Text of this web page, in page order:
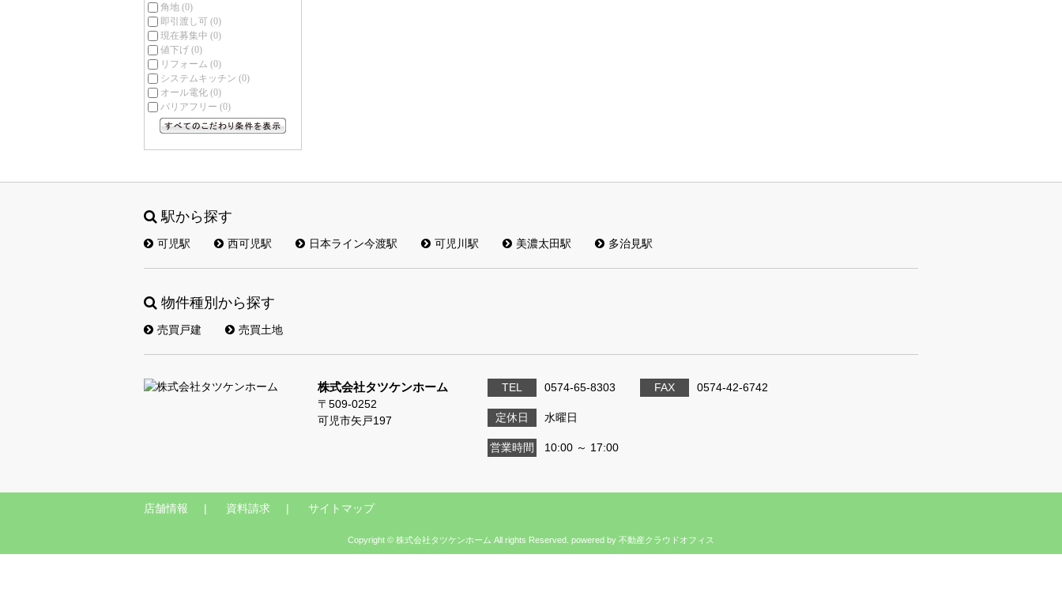
角地 (0)
即引渡し可 (0)
現在募集中 (0)
値下げ (0)
リフォーム (0)
システムキッチン (0)
オール電化 (0)
バリアフリー (0)
駅から探す
可児駅 西可児駅 日本ライン今渡駅 可児川駅 美濃太田駅 多治見駅
物件種別から探す
売買戸建 売買土地
株式会社タツケンホーム
〒509-0252
可児市矢戸197
TEL 0574-65-8303 FAX 0574-42-6742
定休日 水曜日
営業時間 10:00 ～ 17:00
店舗情報 資料請求 サイトマップ
Copyright © 株式会社タツケンホーム All rights Reserved. powered by 不動産クラウドオフィス